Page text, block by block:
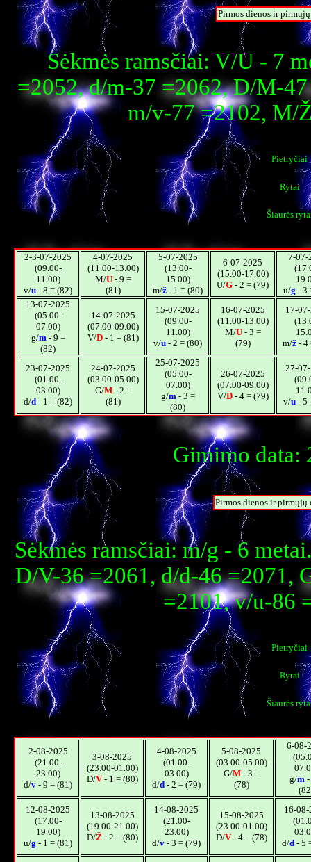
Pirmos dienos ir
Sėkmės ramsčiai: V/U - 7
=2052, d/m-37 =2062, D/M-
m/v-77 =2102, M/
Pietryčiai
Rytai
Šiaurės
2-3-07-2025
(09.00-
11.00)
v/u - 8 = (82)
4-07-2025
(11.00-13.00)
M/U- 9 =
(81)
5-07-2025
(13.00-
15.00)
m/ž - 1 = (80)
6-07-2025
(15.00-17.00)
U/G - 2 = (79)
7-07-
u/g - 3
13-07-2025
(05.00-
07.00)
g/m- 9 =
(82)
14-07-2025
(07.00-09.00)
V/D- 1 = (81)
15-07-2025
(09.00-
11.00)
v/u - 2 = (80)
16-07-2025
(11.00-13.00)
M/U- 3 =
(79)
17-
m/ž - 4
23-07-2025
(01.00-
03.00)
d/d - 1 = (82)
24-07-2025
(03.00-05.00)
G/M- 2 =
(81)
25-07-2025
(05.00-
07.00)
g/m- 3 =
(80)
26-07-2025
(07.00-09.00)
V/D- 4 = (79)
27-
v/u - 5
Gimimo data:
Pirmos dienos ir
Sėkmės ramsčiai: m/g - 6
D/V-36 =2061, d/d-46 =2071,
=2101, v/u-86
Pietryčiai
Rytai
Šiaurės
2-08-2025
(21.00-
23.00)
d/v - 9 = (81)
3-08-2025
(23.00-01.00)
D/V- 1 = (80)
4-08-2025
(01.00-
03.00)
d/d - 2 = (79)
5-08-2025
(03.00-05.00)
G/M- 3 =
(78)
6-08-
g/m-
12-08-2025
(17.00-
19.00)
u/g - 1 = (81)
13-08-2025
(19.00-21.00)
D/Ž - 2 = (80)
14-08-2025
(21.00-
23.00)
d/v - 3 = (79)
15-08-2025
(23.00-01.00)
D/V- 4 = (78)
16-
d/d - 5